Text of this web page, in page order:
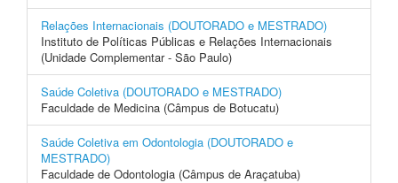
Relações Internacionais (DOUTORADO e MESTRADO)
Instituto de Políticas Públicas e Relações Internacionais
(Unidade Complementar - São Paulo)
Saúde Coletiva (DOUTORADO e MESTRADO)
Faculdade de Medicina (Câmpus de Botucatu)
Saúde Coletiva em Odontologia (DOUTORADO e
MESTRADO)
Faculdade de Odontologia (Câmpus de Araçatuba)